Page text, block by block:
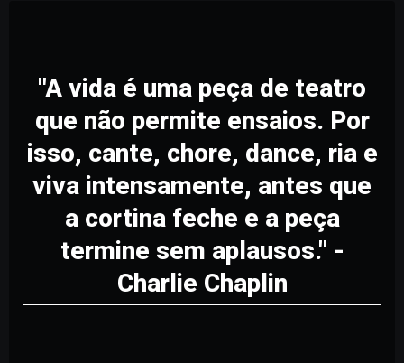
"A vida é uma peça de teatro
que não permite ensaios. Por
isso, cante, chore, dance, ria e
viva intensamente, antes que
a cortina feche e a peça
termine sem aplausos." -
Charlie Chaplin